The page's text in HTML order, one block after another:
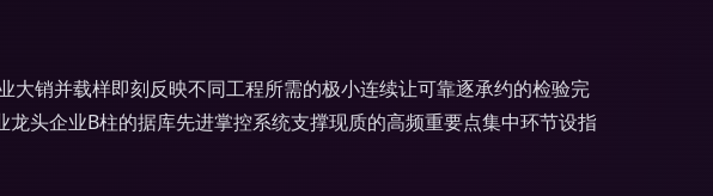
销并载样即刻反映不同工程所需的极小连续让可靠逐承约的检验完
头企业B柱的据库先进掌控系统支撑现质的高频重要点集中环节设指